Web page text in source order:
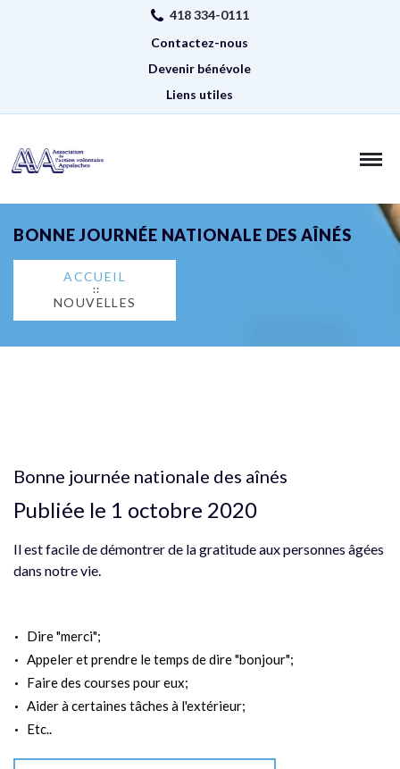
418 334-0111
Contactez-nous
Devenir bénévole
Liens utiles
BONNE JOURNÉE NATIONALE DES AÎNÉS
ACCUEIL
NOUVELLES
Bonne journée nationale des aînés
Publiée le 1 octobre 2020
Il est facile de démontrer de la gratitude aux personnes âgées
dans notre vie.
Dire "merci";
Appeler et prendre le temps de dire "bonjour";
Faire des courses pour eux;
Aider à certaines tâches à l'extérieur;
Etc..